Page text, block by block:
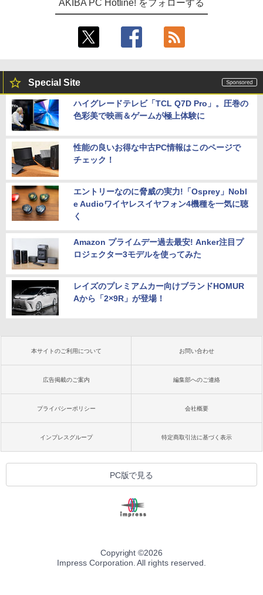
AKIBA PC Hotline! をフォローする
Special Site
ハイグレードテレビ「TCL Q7D Pro」。圧巻の
色彩美で映画＆ゲームが極上体験に
性能の良いお得な中古PC情報はこのページで
チェック！
エントリーなのに脅威の実力!「Osprey」Nobl
e Audioワイヤレスイヤフォン4機種を一気に聴
く
Amazon プライムデー過去最安! Anker注目プ
ロジェクター3モデルを使ってみた
レイズのプレミアムカー向けブランドHOMUR
Aから「2×9R」が登場！
本サイトのご利用について お問い合わせ
広告掲載のご案内 編集部へのご連絡
プライバシーポリシー 会社概要
インプレスグループ 特定商取引法に基づく表示
PC版で見る
Copyright ©2026
Impress Corporation. All rights reserved.